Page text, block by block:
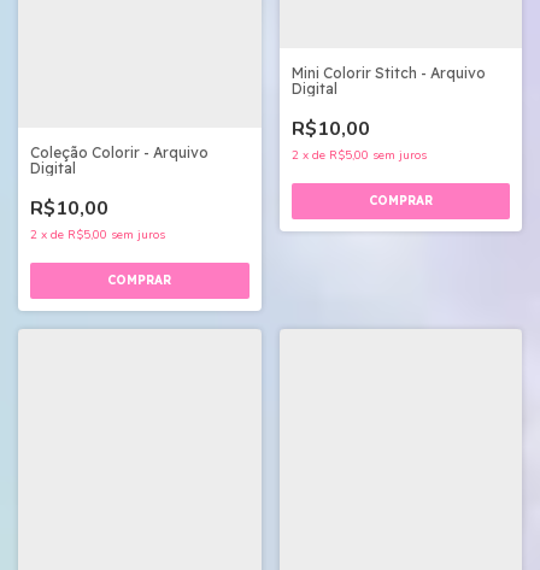
Coleção Colorir - Arquivo
Digital
R$10,00
2 x de R$5,00 sem juros
Mini Colorir Stitch - Arquivo
Digital
R$10,00
2 x de R$5,00 sem juros